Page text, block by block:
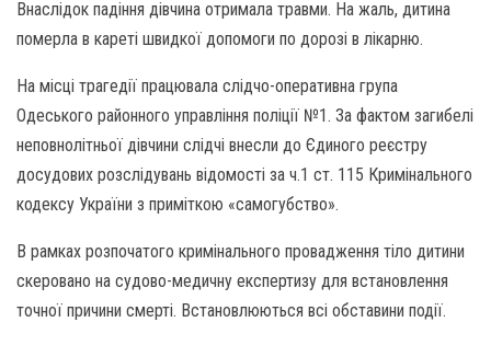
Внаслідок падіння дівчина отримала травми. На жаль, дитина
померла в кареті швидкої допомоги по дорозі в лікарню.
На місці трагедії працювала слідчо-оперативна група
Одеського районного управління поліції №1. За фактом загибелі
неповнолітньої дівчини слідчі внесли до Єдиного реєстру
досудових розслідувань відомості за ч.1 ст. 115 Кримінального
кодексу України з приміткою «самогубство».
В рамках розпочатого кримінального провадження тіло дитини
скеровано на судово-медичну експертизу для встановлення
точної причини смерті. Встановлюються всі обставини події.